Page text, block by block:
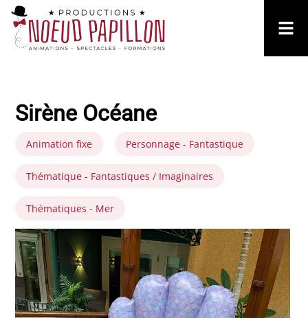
Sirène Océane
Animation fixe Personnage - Fantastique
Thématique - Fantastiques / Imaginaires
Thématiques - Mer